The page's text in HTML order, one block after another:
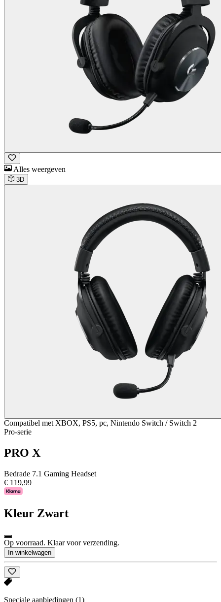
Alles weergeven
3D
Compatibel met XBOX, PS5, pc, Nintendo Switch / Switch 2
Pro-serie
PRO X
Bedrade 7.1 Gaming Headset
€ 119,99
Kleur Zwart
Op voorraad. Klaar voor verzending.
In winkelwagen
Speciale aanbiedingen (1)